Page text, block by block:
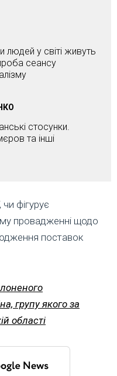
людей у світі живуть
сеансу
стосунки.
та інші
фігурує
провадженні щодо
поставок
групу якого за
області